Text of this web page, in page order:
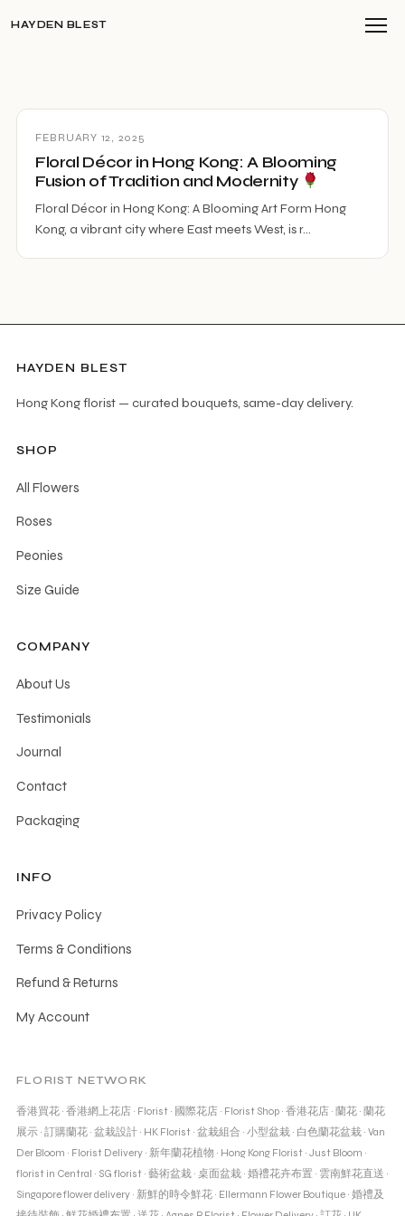
HAYDEN BLEST
FEBRUARY 12, 2025
Floral Décor in Hong Kong: A Blooming
Fusion of Tradition and Modernity
Floral Décor in Hong Kong: A Blooming Art Form Hong
Kong, a vibrant city where East meets West, is r…
HAYDEN BLEST
Hong Kong florist — curated bouquets, same-day delivery.
SHOP
All Flowers
Roses
Peonies
Size Guide
COMPANY
About Us
Testimonials
Journal
Contact
Packaging
INFO
Privacy Policy
Terms & Conditions
Refund & Returns
My Account
FLORIST NETWORK
香港買花· 香港網上花店· Florist · 國際花店· Florist Shop· 香港花店· 蘭花· 蘭花
展示· 訂購蘭花· 盆栽設計· HK Florist · 盆栽組合 · 小型盆栽· 白色蘭花盆栽· Van
Der Bloom · Florist Delivery· 新年蘭花植物 · Hong Kong Florist · Just Bloom ·
florist in Central · SG florist · 藝術盆栽· 桌面盆栽· 婚禮花卉布置 · 雲南鮮花直送 ·
Singapore flower delivery· 新鮮的時令鮮花· Ellermann Flower Boutique· 婚禮及